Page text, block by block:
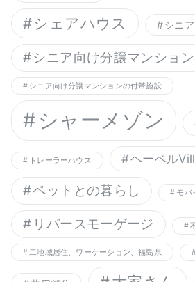
シェアハウス シニ
シニア向け分譲マンション
シニア向け分譲マンションの付帯施設
シャーメゾン
トレーラーハウス ヘーベル
ペットとの暮らし モバ
リバースモーゲージ
二地域居住、ワーケーション、福島県